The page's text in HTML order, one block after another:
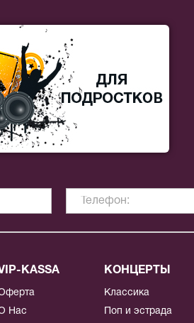
KASSA
Нас
КОНЦЕРТЫ
Классика
Поп и эстрада